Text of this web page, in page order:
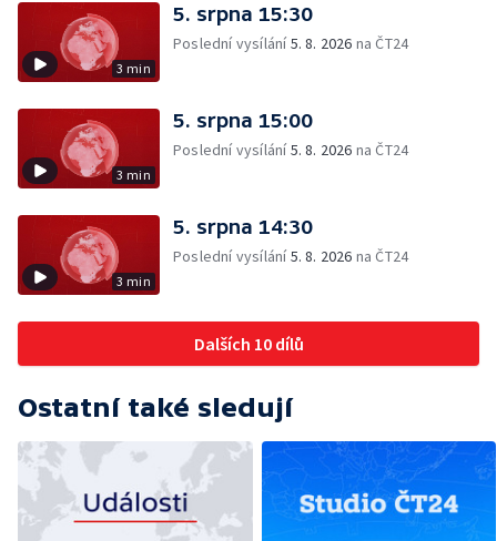
3 min
5. srpna 15:30
Poslední vysílání5. 8. 2026 na ČT24
3 min
5. srpna 15:00
Poslední vysílání5. 8. 2026 na ČT24
3 min
5. srpna 14:30
Poslední vysílání5. 8. 2026 na ČT24
Dalších 10 dílů
Ostatní také sledují